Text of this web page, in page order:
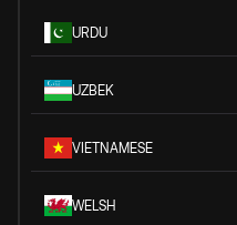
URDU
UZBEK
VIETNAMESE
WELSH